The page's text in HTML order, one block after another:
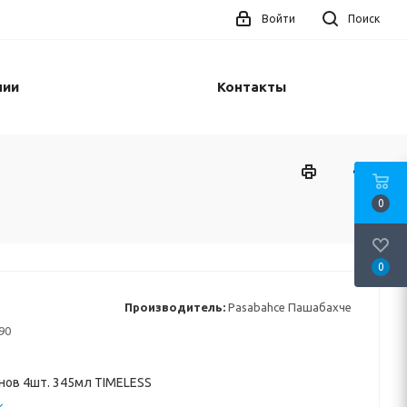
Поиск
Войти
Контакты
Производитель: Pasabahce Пашабахче
4шт. 345мл TIMELESS
0
0